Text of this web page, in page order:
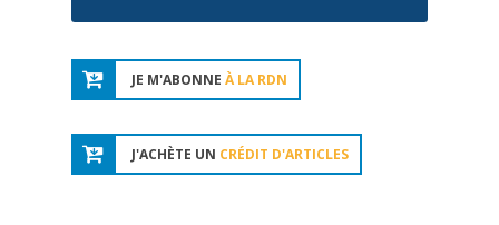
JE M'ABONNE À LA RDN
J'ACHÈTE UN CRÉDIT D'ARTICLES